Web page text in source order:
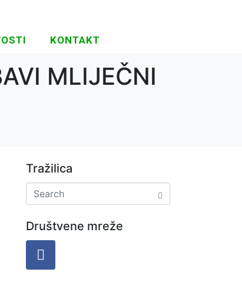
KONTAKT
MLIJEČNI
Tražilica
Društvene mreže